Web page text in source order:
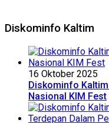
Diskominfo Kaltim
16 Oktober 2025
Diskominfo
Nasional KIM Fest